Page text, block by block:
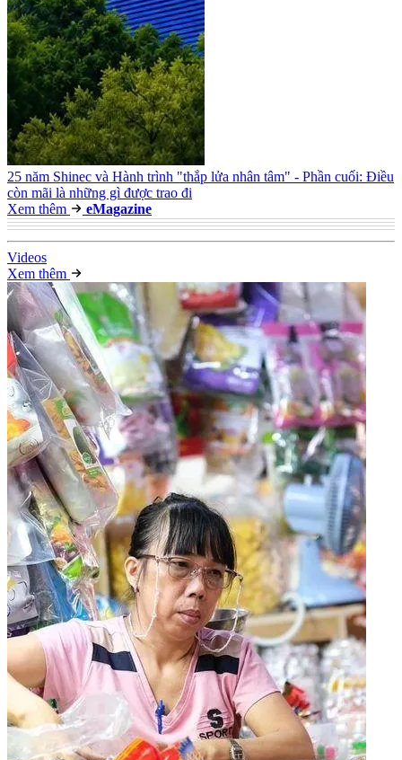
25 năm Shinec và Hành trình "thắp lửa nhân tâm" - Phần cuối: Điều
còn mãi là những gì được trao đi
Xem thêm
eMagazine
Videos
Xem thêm